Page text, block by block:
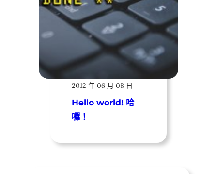
2012 年 06 月 08 日
Hello world! 哈
囉！